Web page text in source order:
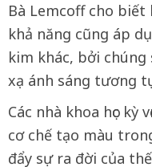
Bà Lemcoff cho
khả năng cũng áp
kim khác, bởi
xạ ánh sáng tương
Các nhà khoa học kỳ
cơ chế tạo màu
đẩy sự ra đời của